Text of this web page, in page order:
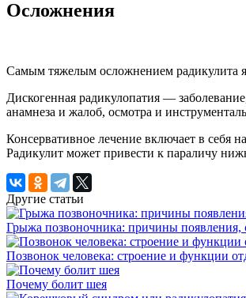
Осложнения
Самым тяжелым осложнением радикулита
Дискогенная радикулопатия —
анамнеза и жалоб, осмотра и
Консервативное лечение включает в себя
Радикулит может привести к параличу
Другие статьи
Грыжа позвоночника: причины
Позвонок человека: строение и функции
Почему болит шея